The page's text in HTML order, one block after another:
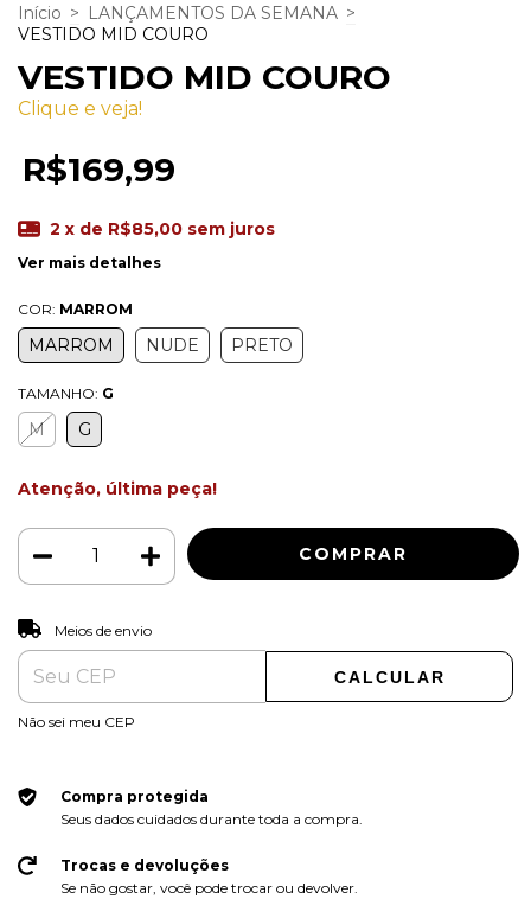
Início > LANÇAMENTOS DA SEMANA >
VESTIDO MID COURO
VESTIDO MID COURO
Clique e veja!
R$169,99
2 x de R$85,00 sem juros
Ver mais detalhes
COR: MARROM
MARROM NUDE PRETO
TAMANHO: G
M G
Atenção, última peça!
Entregas para o CEP:
Meios de envio
CALCULAR
Não sei meu CEP
Compra protegida
Seus dados cuidados durante toda a compra.
Trocas e devoluções
Se não gostar, você pode trocar ou devolver.